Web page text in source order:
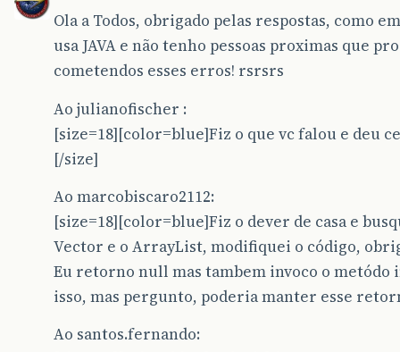
Ola a Todos, obrigado pelas respostas, como
usa JAVA e não tenho pessoas proximas que
cometendos esses erros! rsrsrs
Ao julianofischer :
[size=18][color=blue]Fiz o que vc falou e deu
[/size]
Ao marcobiscaro2112:
[size=18][color=blue]Fiz o dever de casa e
Vector e o ArrayList, modifiquei o código,
Eu retorno null mas tambem invoco o
isso, mas pergunto, poderia manter esse
Ao santos.fernando: